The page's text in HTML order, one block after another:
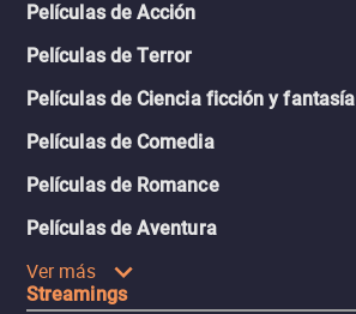
Películas de Acción
Películas de Terror
Películas de Ciencia ficción y fantasía
Películas de Comedia
Películas de Romance
Películas de Aventura
Ver más
Streamings